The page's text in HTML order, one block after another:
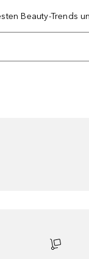
Beauty-Trends